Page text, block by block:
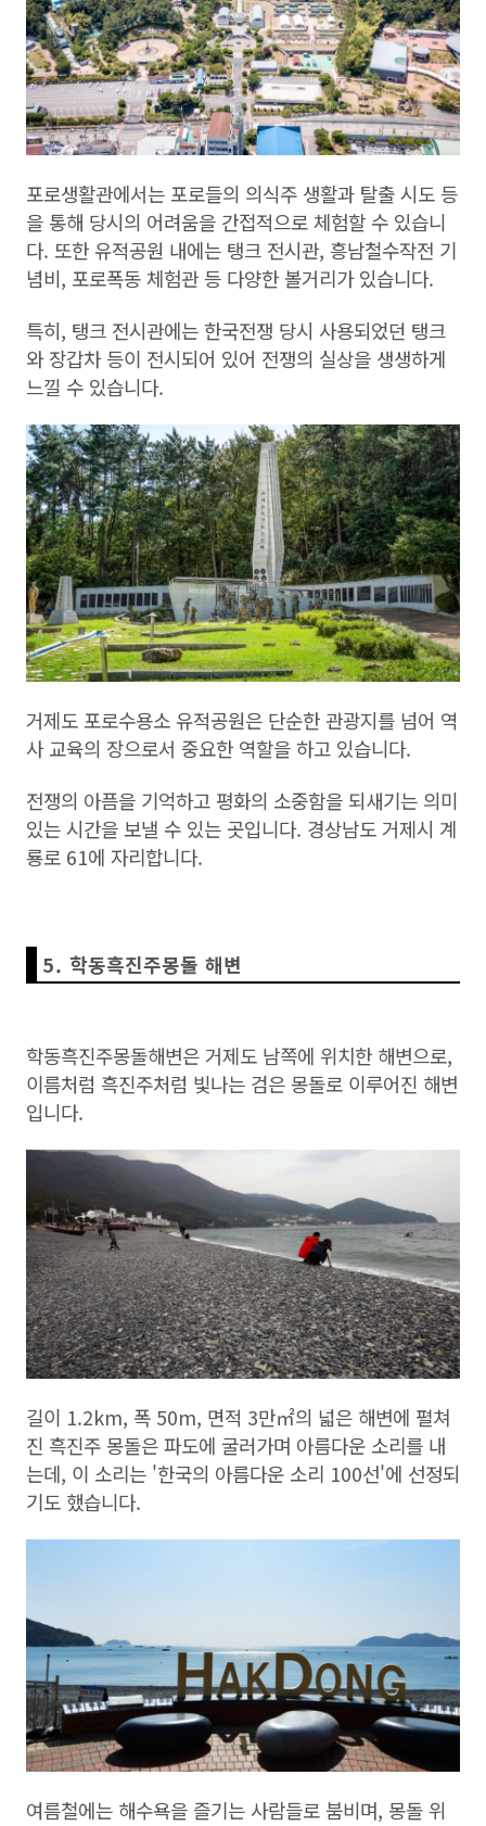
포로생활관에서는 포로들의 의식주 생활과 탈출 시도 등
을 통해 당시의 어려움을 간접적으로 체험할 수 있습니
다. 또한 유적공원 내에는 탱크 전시관, 흥남철수작전 기
념비, 포로폭동 체험관 등 다양한 볼거리가 있습니다.
특히, 탱크 전시관에는 한국전쟁 당시 사용되었던 탱크
와 장갑차 등이 전시되어 있어 전쟁의 실상을 생생하게
느낄 수 있습니다.
거제도 포로수용소 유적공원은 단순한 관광지를 넘어 역
사 교육의 장으로서 중요한 역할을 하고 있습니다.
전쟁의 아픔을 기억하고 평화의 소중함을 되새기는 의미
있는 시간을 보낼 수 있는 곳입니다. 경상남도 거제시 계
룡로 61에 자리합니다.
5. 학동흑진주몽돌 해변
학동흑진주몽돌해변은 거제도 남쪽에 위치한 해변으로,
이름처럼 흑진주처럼 빛나는 검은 몽돌로 이루어진 해변
입니다.
길이 1.2km, 폭 50m, 면적 3만㎡의 넓은 해변에 펼쳐
진 흑진주 몽돌은 파도에 굴러가며 아름다운 소리를 내
는데, 이 소리는 '한국의 아름다운 소리 100선'에 선정되
기도 했습니다.
여름철에는 해수욕을 즐기는 사람들로 붐비며, 몽돌 위